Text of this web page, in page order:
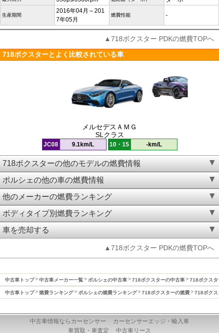
生産期間
2016年04月～201
7年05月
燃費性能 -
▲718ボクスター PDKの燃費TOPへ
718ボクスターとよく比較されている車
メルセデスＡＭＧ
SLクラス
JC08 9.1km/L 10・15 -km/L
718ボクスターの他のモデルの燃費情報
ポルシェの他の車の燃費情報
他のメーカーの燃費ランキング
ボディタイプ別燃費ランキング
車を売却する
▲718ボクスター PDKの燃費TOPへ
中古車トップ 中古車メーカー一覧 ポルシェの中古車 718ボクスターの中古車 718ボクス
中古車トップ 燃費ランキング ポルシェの燃費ランキング 718ボクスターの燃費 718ボク
中古車情報ならカーセンサー
カーセンサーエッジ・輸入車
車買取・車査定
中古車リース